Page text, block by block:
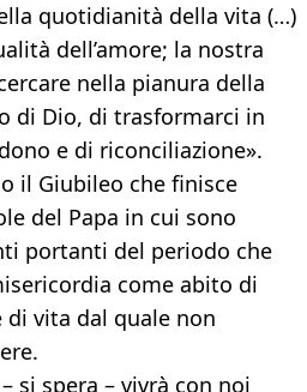
quotidianità della vita (…)
dell’amore; la nostra
nella pianura della
di Dio, di trasformarci in
e di riconciliazione».
il Giubileo che finisce
del Papa in cui sono
portanti del periodo che
come abito di
vita dal quale non
si spera – vivrà con noi